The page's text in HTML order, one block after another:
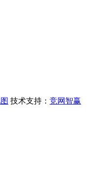
技术支持： 竞网智赢